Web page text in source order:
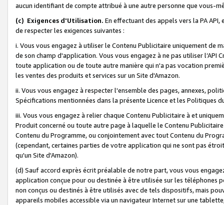
aucun identifiant de compte attribué à une autre personne que vous-
(c) Exigences d'Utilisation. En effectuant des appels vers la PA
de respecter les exigences suivantes :
i. Vous vous engagez à utiliser le Contenu Publicitaire uniquement de
de son champ d'application. Vous vous engagez à ne pas utiliser l’API
toute application ou de toute autre manière qui n'a pas vocation
les ventes des produits et services sur un Site d'Amazon.
ii. Vous vous engagez à respecter l'ensemble des pages, annexes,
Spécifications mentionnées dans la présente Licence et les Politiques
iii. Vous vous engagez à relier chaque Contenu Publicitaire à et
Produit concerné ou toute autre page à laquelle le Contenu
Contenu du Programme, ou conjointement avec tout Contenu du
(cependant, certaines parties de votre application qui ne sont pas
qu'un Site d'Amazon).
(d) Sauf accord exprès écrit préalable de notre part, vous vous
application conçue pour ou destinée à être utilisée sur les téléphones
non conçus ou destinés à être utilisés avec de tels dispositifs, mais
appareils mobiles accessible via un navigateur Internet sur une